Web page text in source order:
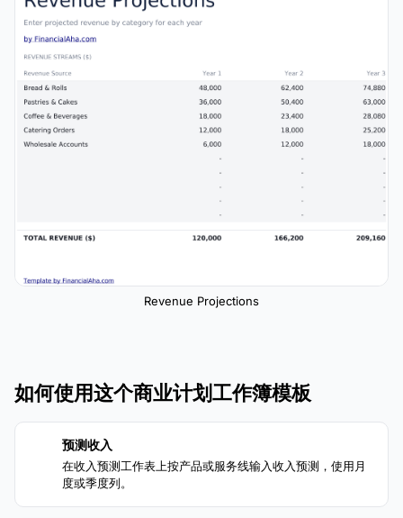
Revenue Projections
如何使用这个商业计划工作簿模板
预测收入
在收入预测工作表上按产品或服务线输入收入预测，使用月
度或季度列。